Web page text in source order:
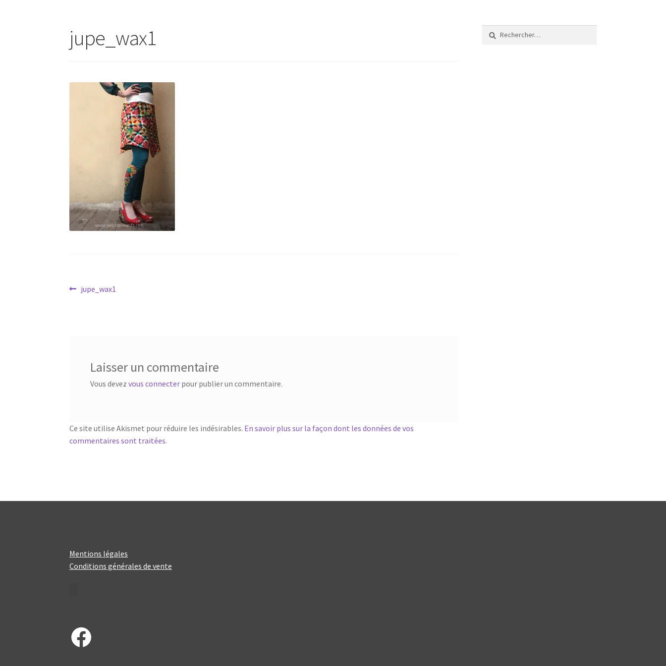
jupe_wax1
Navigation
Article
jupe_wax1
Laisser un commentaire
Vous devez vous connecterpour publier un commentaire.
Ce site utilise Akismet pour réduire les indésirables. En savoir plus sur la façon dont les données de vos
commentaires sont traitées.
Rechercher :
Mentions légales
Conditions générales de vente
Facebook